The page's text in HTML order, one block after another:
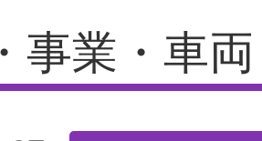
事業・車両